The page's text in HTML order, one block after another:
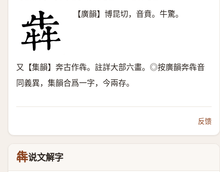
【廣韻】博昆切，音賁。牛驚。
又【集韻】奔古作犇。註詳大部六畫。◎按廣韻奔犇音
同義異，集韻合爲一字，今兩存。
反馈
犇说文解字